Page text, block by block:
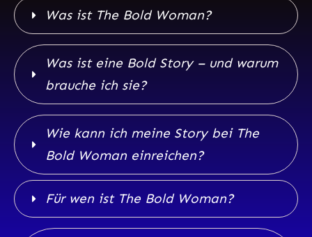
Was ist The Bold Woman?
Was ist eine Bold Story – und warum
brauche ich sie?
Wie kann ich meine Story bei The
Bold Woman einreichen?
Für wen ist The Bold Woman?